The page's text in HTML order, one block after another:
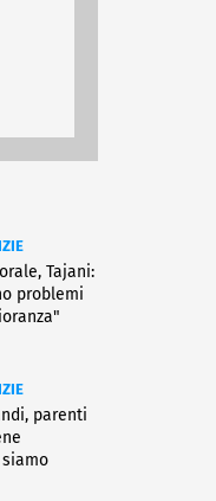
Tajani:
problemi
parenti